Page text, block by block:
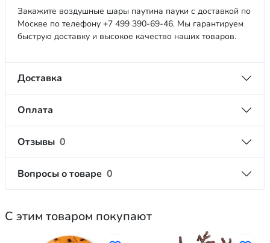
Закажите воздушные шары паутина пауки с доставкой по
Москве по телефону +7 499 390-69-46. Мы гарантируем
быструю доставку и высокое качество наших товаров.
Доставка
Оплата
Отзывы 0
Вопросы о товаре 0
С этим товаром покупают